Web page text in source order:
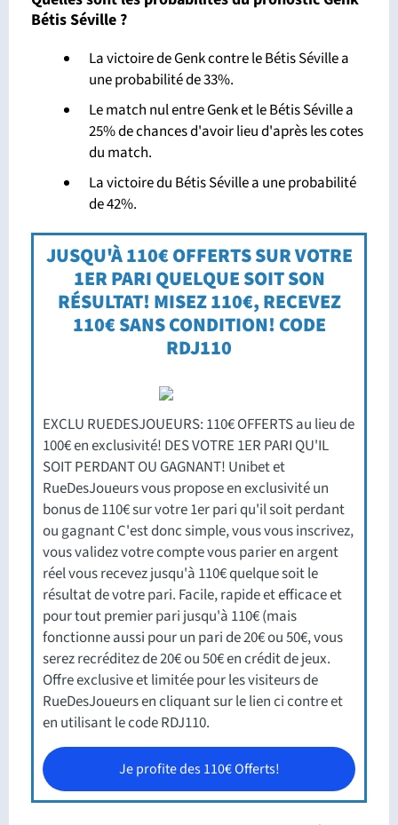
Bétis Séville ?
La victoire de Genk contre le Bétis Séville a
une probabilité de 33%.
Le match nul entre Genk et le Bétis Séville a
25% de chances d'avoir lieu d'après les cotes
du match.
La victoire du Bétis Séville a une probabilité
de 42%.
JUSQU'À 110€ OFFERTS SUR VOTRE
1ER PARI QUELQUE SOIT SON
RÉSULTAT! MISEZ 110€, RECEVEZ
110€ SANS CONDITION! CODE
RDJ110
EXCLU RUEDESJOUEURS: 110€ OFFERTS au lieu de
100€ en exclusivité! DES VOTRE 1ER PARI QU'IL
SOIT PERDANT OU GAGNANT! Unibet et
RueDesJoueurs vous propose en exclusivité un
bonus de 110€ sur votre 1er pari qu'il soit perdant
ou gagnant C'est donc simple, vous vous inscrivez,
vous validez votre compte vous parier en argent
réel vous recevez jusqu'à 110€ quelque soit le
résultat de votre pari. Facile, rapide et efficace et
pour tout premier pari jusqu'à 110€ (mais
fonctionne aussi pour un pari de 20€ ou 50€, vous
serez recréditez de 20€ ou 50€ en crédit de jeux.
Offre exclusive et limitée pour les visiteurs de
RueDesJoueurs en cliquant sur le lien ci contre et
en utilisant le code RDJ110.
Je profite des 110€ Offerts!